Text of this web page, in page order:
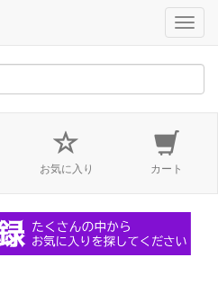
お気に入り カート